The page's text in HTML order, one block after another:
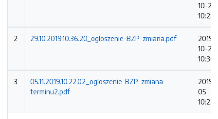
10-23
2 29.10.2019.10.36.20_ogloszenie-BZP-zmiana.pdf
2019-
10-29
3
05.11.2019.10.22.02_ogloszenie-BZP-zmiana-
terminu2.pdf
2019-
05